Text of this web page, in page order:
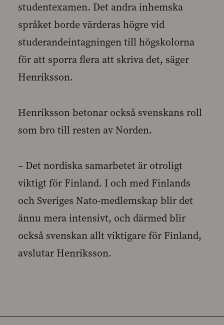
studentexamen. Det andra inhemska
språket borde värderas högre vid
studerandeintagningen till högskolorna
för att sporra flera att skriva det, säger
Henriksson.
Henriksson betonar också svenskans roll
som bro till resten av Norden.
– Det nordiska samarbetet är otroligt
viktigt för Finland. I och med Finlands
och Sveriges Nato-medlemskap blir det
ännu mera intensivt, och därmed blir
också svenskan allt viktigare för Finland,
avslutar Henriksson.